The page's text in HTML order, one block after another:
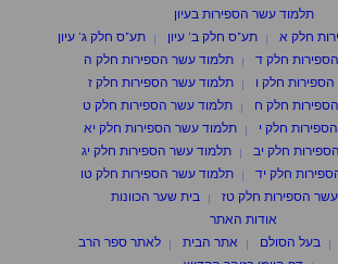
תלמוד עשר הספירות בעיון
חלק א
תע"ס חלק ב' עיון
תע"ס חלק ג' עיון
חלק ד
תלמוד עשר הספירות חלק ה
חלק ו
תלמוד עשר הספירות חלק ז
חלק ח
תלמוד עשר הספירות חלק ט
חלק י
תלמוד עשר הספירות חלק יא
חלק יב
תלמוד עשר הספירות חלק יג
חלק יד
תלמוד עשר הספירות חלק טו
הספירות חלק טז
בית שער הכוונות
אודות האתר
בעל הסולם אתר הבית
לאתר ספר הרב